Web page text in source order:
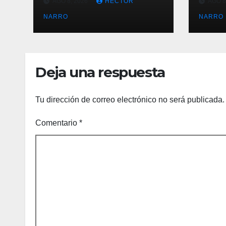
Bisbee’s coordinan
acciones para
edición 2026
NARRO NARRO
Deja una respuesta
Tu dirección de correo electrónico no será publicada.
Comentario *